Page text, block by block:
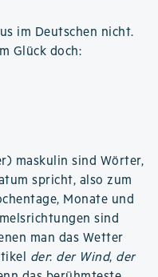
im Deutschen nicht.
Glück doch:
maskulin sind Wörter,
spricht, also zum
Monate und
sind
man das Wetter
der: der Wind, der